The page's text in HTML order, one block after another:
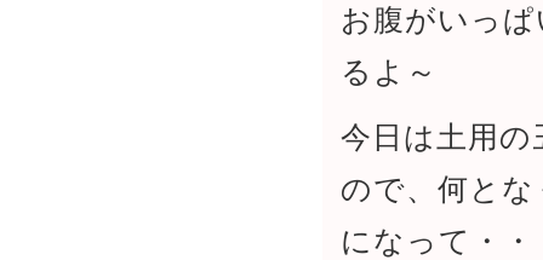
お腹がいっ
るよ～
今日は土用
ので、何と
になって・・